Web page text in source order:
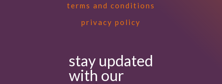
terms and conditions
privacy policy
stay updated
with our